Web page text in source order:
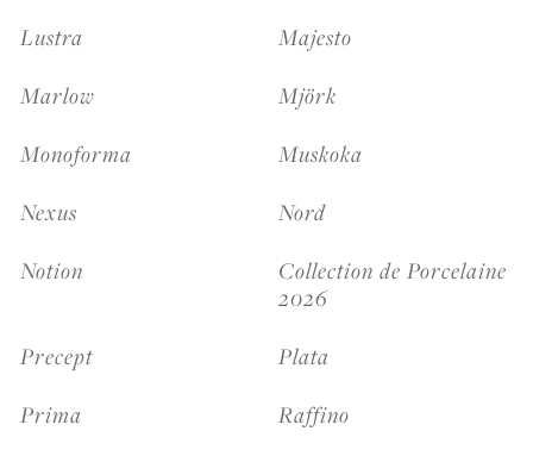
Lustra
Majesto
Marlow
Mjörk
Monoforma
Muskoka
Nexus
Nord
Notion
Collection de Porcelaine
2026
Precept
Plata
Prima
Raffino